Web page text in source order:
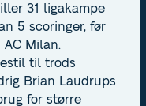
31 ligakampe
5 scoringer, før
Milan.
til trods
Brian Laudrups
for større